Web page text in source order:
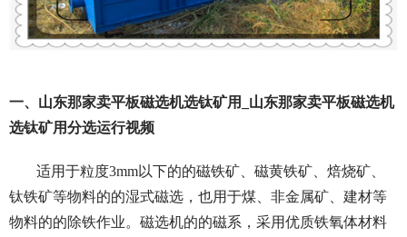
一、山东那家卖平板磁选机选钛矿用_山东那家卖平板磁选机
选钛矿用分选运行视频
适用于粒度3mm以下的的磁铁矿、磁黄铁矿、焙烧矿、
钛铁矿等物料的的湿式磁选，也用于煤、非金属矿、建材等
物料的的除铁作业。磁选机的的磁系，采用优质铁氧体材料